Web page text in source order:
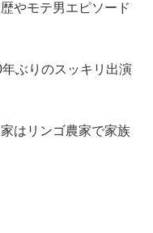
やモテ男エピソード
ぶりのスッキリ出演
はリンゴ農家で家族